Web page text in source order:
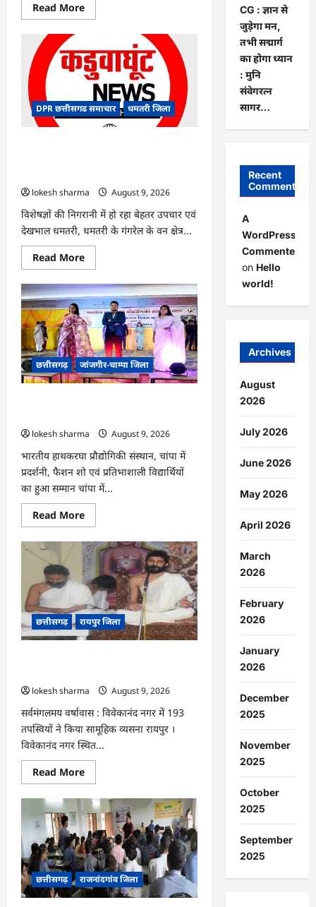
Read MoreRead
more
जिले
में
1
जून
अब
तक
678.9
DPR छत्तीसगढ समाचार धमतरी जिला
lokesh sharma
August 9, 2026
विशेषज्ञों की निगरानी में हो रहा बेहतर उपचार एवं
देखभाल धमतरी, धमतरी के गंगरेल के वन क्षेत्र...
Read MoreRead
more
CG
:
गंगरेल
वन
क्षेत्र
में
घायल
भारतीय
अजगर
का
रेस्क्यू,
सफारी
भेजा
गया
छत्तीसगढ़ जांजगीर-चाम्पा जिला
lokesh sharma
August 9, 2026
भारतीय हाथकरघा प्रौद्योगिकी संस्थान, चांपा में
प्रदर्शनी, फैशन शो एवं प्रतिभाशाली विद्यार्थियों
का हुआ सम्मान चांपा में...
Read MoreRead
more
CG
:
राष्ट्रीय
हाथकरघा
दिवस
पर
विविध
कार्यक्रमों
का
आयोजन…
छत्तीसगढ़ रायपुर जिला
lokesh sharma
August 9, 2026
सर्वमंगलमय वर्षावास : विवेकानंद नगर में 193
तपस्वियों ने किया सामूहिक व्यसना रायपुर ।
विवेकानंद नगर स्थित...
Read MoreRead
more
CG
ज्ञान
से
जुड़ेगा
मन,
तभी
सद्मार्ग
का
होगा
ध्यान
छत्तीसगढ़ राजनांदगांव जिला
CG : ज्ञान से
जुड़ेगा मन,
तभी सद्मार्ग
का होगा ध्यान
: मुनि
संवेगरत्न
सागर…
Recent
Comments
A
WordPress
Commenter
on Hello
world!
Archives
August
2026
July 2026
June 2026
May 2026
April 2026
March
2026
February
2026
January
2026
December
2025
November
2025
October
2025
September
2025